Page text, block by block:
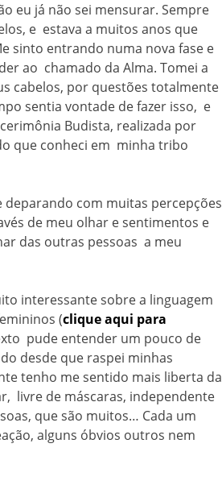
eu já não sei mensurar. Sempre
e estava a muitos anos que
sinto entrando numa nova fase e
ao chamado da Alma. Tomei a
cabelos, por questões totalmente
sentia vontade de fazer isso, e
Budista, realizada por
que conheci em minha tribo
deparando com muitas percepções
de meu olhar e sentimentos e
das outras pessoas a meu
interessante sobre a linguagem
(clique aqui para
pude entender um pouco de
desde que raspei minhas
tenho me sentido mais liberta da
livre de máscaras, independente
que são muitos… Cada um
alguns óbvios outros nem